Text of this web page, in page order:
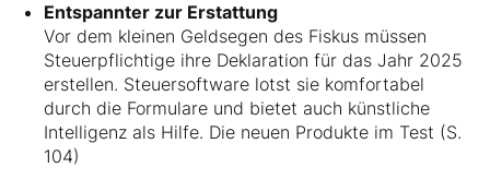
Entspannter zur Erstattung
Vor dem kleinen Geldsegen des Fiskus müssen
Steuerpflichtige ihre Deklaration für das Jahr 2025
erstellen. Steuersoftware lotst sie komfortabel
durch die Formulare und bietet auch künstliche
Intelligenz als Hilfe. Die neuen Produkte im Test (S.
104)